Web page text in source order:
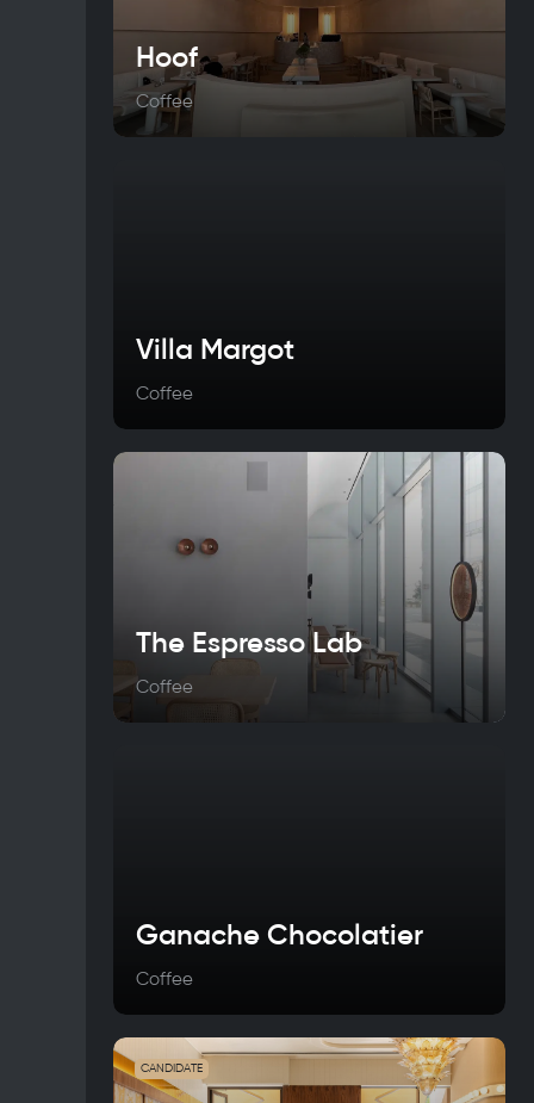
Hoof
Coffee
Villa Margot
Coffee
The Espresso Lab
Coffee
Ganache Chocolatier
Coffee
CANDIDATE